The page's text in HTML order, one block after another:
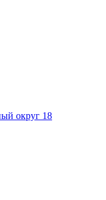
округ 18